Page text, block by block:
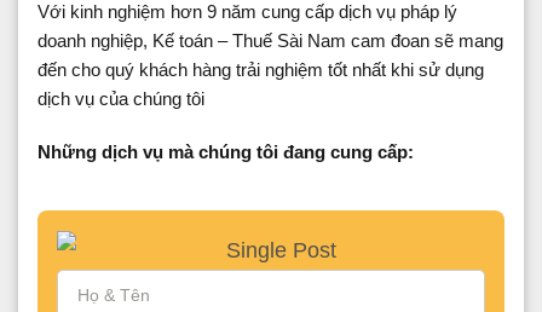
Với kinh nghiệm hơn 9 năm cung cấp dịch vụ pháp lý
doanh nghiệp, Kế toán – Thuế Sài Nam cam đoan sẽ mang
đến cho quý khách hàng trải nghiệm tốt nhất khi sử dụng
dịch vụ của chúng tôi
Những dịch vụ mà chúng tôi đang cung cấp: